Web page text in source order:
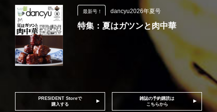
最新号！ dancyu2026年夏号
特集：夏はガツンと肉中華
PRESIDENT Storeで
購入する
雑誌の予約購読は
こちらから